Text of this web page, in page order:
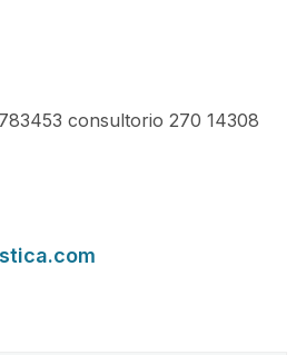
consultorio 270 14308